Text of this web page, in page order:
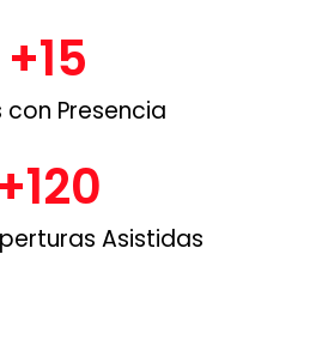
con Presencia
+15
Asistidas
+120